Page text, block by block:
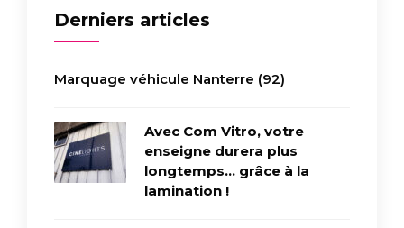
Derniers articles
Marquage véhicule Nanterre (92)
Avec Com Vitro, votre
enseigne durera plus
longtemps… grâce à la
lamination !